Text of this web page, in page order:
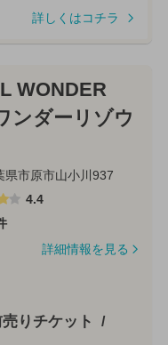
詳しくはコチラ
WONDER
ンダーリゾウ
県市原市山小川937
4.4
詳細情報を見る
りチケット